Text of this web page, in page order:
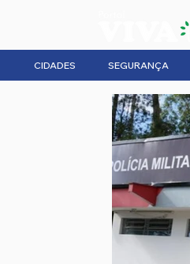
CIDADES SEGURANÇA